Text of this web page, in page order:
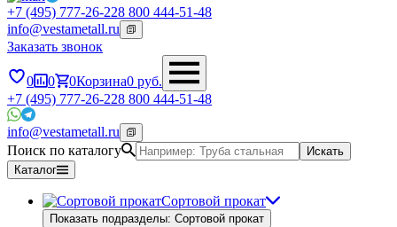
+7 (495) 777-26-228 800 444-51-48
info@vestametall.ru
Заказать звонок
0 0 0Корзина0 руб.
+7 (495) 777-26-228 800 444-51-48
info@vestametall.ru
Поиск по каталогу
Искать
Каталог
Сортовой прокат
Показать подразделы: Сортовой прокат